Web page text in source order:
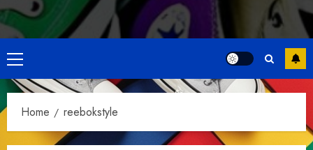
Primary
Menu
Home reebokstyle